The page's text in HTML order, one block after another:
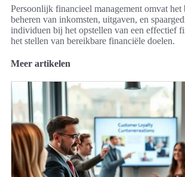
Persoonlijk financieel management omvat het
beheren van inkomsten, uitgaven, en
individuen bij het opstellen van een effectief
het stellen van bereikbare financiële doelen.
Meer artikelen